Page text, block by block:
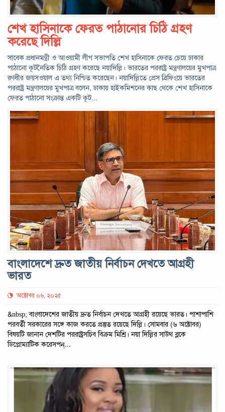
শেখ হাসিনাকে ফেরত পাঠানোর চিঠি গ্রহণ
করেছে দিল্লি
সাবেক প্রধানমন্ত্রী ও আওয়ামী লীগ সভাপতি শেখ হাসিনাকে ফেরত চেয়ে ঢাকার
পাঠানো কূটনৈতিক চিঠি গ্রহণ করেছে নয়াদিল্লি। ভারতের পররাষ্ট্র মন্ত্রণালয়ের মুখপাত্র
রণধীর জয়সওয়াল এ তথ্য নিশ্চিত করেছেন। নয়াদিল্লিতে প্রেস ব্রিফিংয়ে ভারতের
পররাষ্ট্র মন্ত্রণালয়ের মুখপাত্র বলেন, ঢাকায় হাইকমিশনের কাছ থেকে শেখ হাসিনাকে
ফেরত পাঠানো সংক্রান্ত একটি কূট...
বাংলাদেশে দ্রুত জাতীয় নির্বাচন দেখতে আগ্রহী
ভারত
অক্টোবর ০৬, ২০২৫
&nbsp; বাংলাদেশের জাতীয় দ্রুত নির্বাচন দেখতে আগ্রহী রয়েছে ভারত। পাশাপাশি
পরবর্তী সরকারের সঙ্গে কাজ করতে প্রস্তুত রয়েছে দি‌ল্লি। সোমবার (৬ অক্টোবর)
বিষয়টি জানান দেশটির পররাষ্ট্রসচিব বিক্রম মিশ্রি। নয়া দিল্লির সাউথ ব্লকে
ডিপ্লোম্যাটিক করেসপন্...